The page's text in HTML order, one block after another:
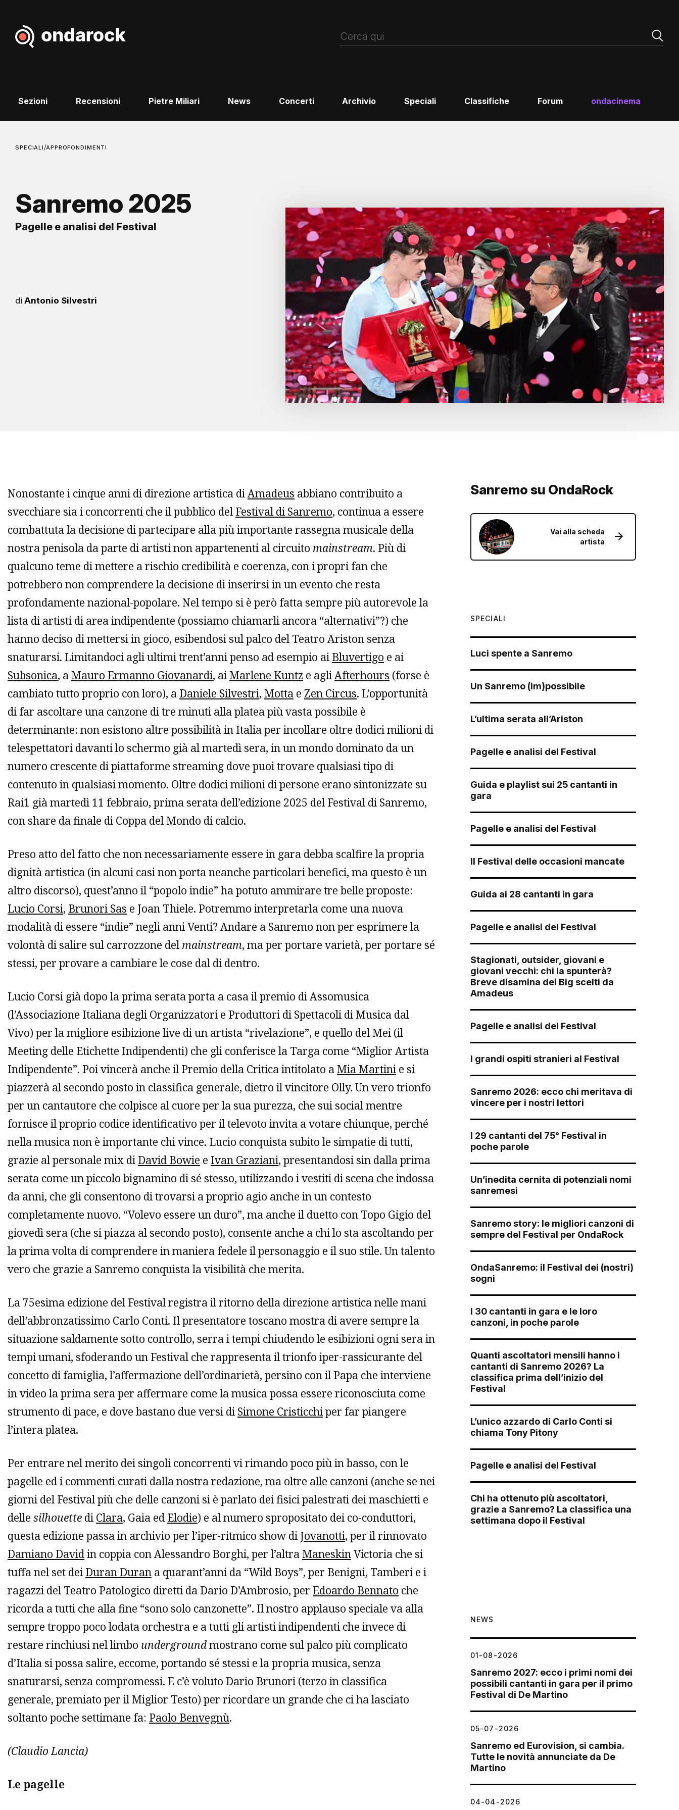
Sezioni Recensioni Pietre Miliari News Concerti Archivio Speciali Classifiche Forum ondacinema
SPECIALI/APPROFONDIMENTI
Sanremo 2025
Pagelle e analisi del Festival
di Antonio Silvestri
Nonostante i cinque anni di direzione artistica diAmadeus abbiano contribuito a
svecchiare sia i concorrenti che il pubblico del Festival di Sanremo, continua a essere
combattuta la decisione di partecipare alla più importante rassegna musicale della
nostra penisola da parte di artisti non appartenenti al circuito mainstream. Più di
qualcuno teme di mettere a rischio credibilità e coerenza, con i propri fan che
potrebbero non comprendere la decisione di inserirsi in un evento che resta
profondamente nazional-popolare. Nel tempo si è però fatta sempre più autorevole la
lista di artisti di area indipendente (possiamo chiamarli ancora “alternativi”?) che
hanno deciso di mettersi in gioco, esibendosi sul palco del Teatro Ariston senza
snaturarsi. Limitandoci agli ultimi trent’anni penso ad esempio ai Bluvertigo e ai
Subsonica, aMauro Ermanno Giovanardi, aiMarlene Kuntz e agliAfterhours (forse è
cambiato tutto proprio con loro), a Daniele Silvestri, Motta e Zen Circus. L’opportunità
di far ascoltare una canzone di tre minuti alla platea più vasta possibile è
determinante: non esistono altre possibilità in Italia per incollare oltre dodici milioni di
telespettatori davanti lo schermo già al martedì sera, in un mondo dominato da un
numero crescente di piattaforme streaming dove puoi trovare qualsiasi tipo di
contenuto in qualsiasi momento. Oltre dodici milioni di persone erano sintonizzate su
Rai1 già martedì 11 febbraio, prima serata dell’edizione 2025 del Festival di Sanremo,
con share da finale di Coppa del Mondo di calcio.
Preso atto del fatto che non necessariamente essere in gara debba scalfire la propria
dignità artistica (in alcuni casi non porta neanche particolari benefici, ma questo è un
altro discorso), quest’anno il “popolo indie” ha potuto ammirare tre belle proposte:
Lucio Corsi, Brunori Sas e Joan Thiele. Potremmo interpretarla come una nuova
modalità di essere “indie” negli anni Venti? Andare a Sanremo non per esprimere la
volontà di salire sul carrozzone del mainstream, ma per portare varietà, per portare sé
stessi, per provare a cambiare le cose dal di dentro.
Lucio Corsi già dopo la prima serata porta a casa il premio di Assomusica
(l’Associazione Italiana degli Organizzatori e Produttori di Spettacoli di Musica dal
Vivo) per la migliore esibizione live di un artista “rivelazione”, e quello del Mei (il
Meeting delle Etichette Indipendenti) che gli conferisce la Targa come “Miglior Artista
Indipendente”. Poi vincerà anche il Premio della Critica intitolato aMia Martini e si
piazzerà al secondo posto in classifica generale, dietro il vincitore Olly. Un vero trionfo
per un cantautore che colpisce al cuore per la sua purezza, che sui social mentre
fornisce il proprio codice identificativo per il televoto invita a votare chiunque, perché
nella musica non è importante chi vince. Lucio conquista subito le simpatie di tutti,
grazie al personale mix di David Bowie e Ivan Graziani, presentandosi sin dalla prima
serata come un piccolo bignamino di sé stesso, utilizzando i vestiti di scena che indossa
da anni, che gli consentono di trovarsi a proprio agio anche in un contesto
completamente nuovo. “Volevo essere un duro”, ma anche il duetto con Topo Gigio del
giovedì sera (che si piazza al secondo posto), consente anche a chi lo sta ascoltando per
la prima volta di comprendere in maniera fedele il personaggio e il suo stile. Un talento
vero che grazie a Sanremo conquista la visibilità che merita.
La 75esima edizione del Festival registra il ritorno della direzione artistica nelle mani
dell’abbronzatissimo Carlo Conti. Il presentatore toscano mostra di avere sempre la
situazione saldamente sotto controllo, serra i tempi chiudendo le esibizioni ogni sera in
tempi umani, sfoderando un Festival che rappresenta il trionfo iper-rassicurante del
concetto di famiglia, l’affermazione dell’ordinarietà, persino con il Papa che interviene
in video la prima sera per affermare come la musica possa essere riconosciuta come
strumento di pace, e dove bastano due versi di Simone Cristicchiper far piangere
l’intera platea.
Per entrare nel merito dei singoli concorrenti vi rimando poco più in basso, con le
pagelle ed i commenti curati dalla nostra redazione, ma oltre alle canzoni (anche se nei
giorni del Festival più che delle canzoni si è parlato dei fisici palestrati dei maschietti e
delle silhouette di Clara, Gaia ed Elodie) e al numero spropositato dei co-conduttori,
questa edizione passa in archivio per l’iper-ritmico show di Jovanotti, per il rinnovato
Damiano Davidin coppia con Alessandro Borghi, per l’altraManeskinVictoria che si
tuffa nel set dei Duran Duran a quarant’anni da “Wild Boys”, per Benigni, Tamberi e i
ragazzi del Teatro Patologico diretti da Dario D’Ambrosio, per Edoardo Bennato che
ricorda a tutti che alla fine “sono solo canzonette”. Il nostro applauso speciale va alla
sempre troppo poco lodata orchestra e a tutti gli artisti indipendenti che invece di
restare rinchiusi nel limbo undergroundmostrano come sul palco più complicato
d’Italia si possa salire, eccome, portando sé stessi e la propria musica, senza
snaturarsi, senza compromessi. E c’è voluto Dario Brunori (terzo in classifica
generale, premiato per il Miglior Testo) per ricordare un grande che ci ha lasciato
soltanto poche settimane fa: Paolo Benvegnù.
(Claudio Lancia)
Le pagelle
Sanremo su OndaRock
Vai alla scheda
artista
SPECIALI
Luci spente a Sanremo
Un Sanremo (im)possibile
L’ultima serata all’Ariston
Pagelle e analisi del Festival
Guida e playlist sui 25 cantanti in
gara
Pagelle e analisi del Festival
Il Festival delle occasioni mancate
Guida ai 28 cantanti in gara
Pagelle e analisi del Festival
Stagionati, outsider, giovani e
giovani vecchi: chi la spunterà?
Breve disamina dei Big scelti da
Amadeus
Pagelle e analisi del Festival
I grandi ospiti stranieri al Festival
Sanremo 2026: ecco chi meritava di
vincere per i nostri lettori
I 29 cantanti del 75° Festival in
poche parole
Un’inedita cernita di potenziali nomi
sanremesi
Sanremo story: le migliori canzoni di
sempre del Festival per OndaRock
OndaSanremo: il Festival dei (nostri)
sogni
I 30 cantanti in gara e le loro
canzoni, in poche parole
Quanti ascoltatori mensili hanno i
cantanti di Sanremo 2026? La
classifica prima dell’inizio del
Festival
L’unico azzardo di Carlo Conti si
chiama Tony Pitony
Pagelle e analisi del Festival
Chi ha ottenuto più ascoltatori,
grazie a Sanremo? La classifica una
settimana dopo il Festival
NEWS
01-08-2026
Sanremo 2027: ecco i primi nomi dei
possibili cantanti in gara per il primo
Festival di De Martino
05-07-2026
Sanremo ed Eurovision, si cambia.
Tutte le novità annunciate da De
Martino
04-04-2026